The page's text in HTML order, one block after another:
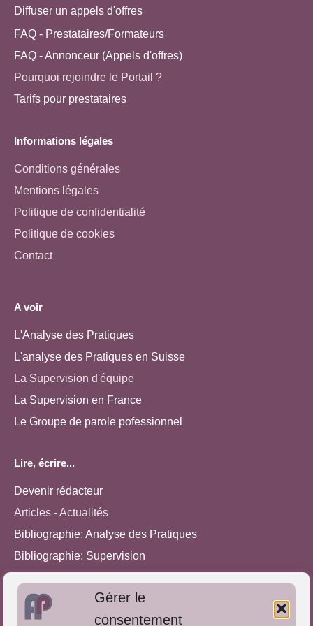
Gérer le
consentement
Diffuser un appels d'offres
FAQ - Prestataires/Formateurs
FAQ - Annonceur (Appels d'offres)
Pourquoi rejoindre le Portail ?
Tarifs pour prestataires
Informations légales
Conditions générales
Mentions légales
Politique de confidentialité
Politique de cookies
Contact
A voir
L'Analyse des Pratiques
L'analyse des Pratiques en Suisse
La Supervision d'équipe
La Supervision en France
Le Groupe de parole pofessionnel
Lire, écrire...
Devenir rédacteur
Articles - Actualités
Bibliographie: Analyse des Pratiques
Bibliographie: Supervision
Approches de l'Analyse des pratiques